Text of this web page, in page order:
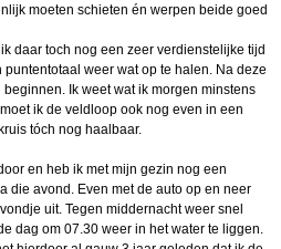
moeten schieten én werpen beide goed
daar toch nog een zeer verdienstelijke tijd
weer wat op te halen. Na deze
Ik weet wat ik morgen minstens
ik de veldloop ook nog even in een
tóch nog haalbaar.
en heb ik met mijn gezin nog een
die avond. Even met de auto op en neer
uit. Tegen middernacht weer snel
dag om 07.30 weer in het water te liggen.